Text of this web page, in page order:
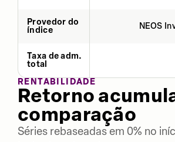
Provedor do
índice
NEOS
Taxa de adm.
total
RENTABILIDADE
Retorno
comparação
Séries rebaseadas em 0% no